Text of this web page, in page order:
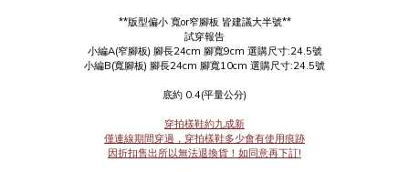
**版型偏小 寬or窄腳板 皆建議大半號**
試穿報告
小編A(窄腳板) 腳長24cm 腳寬9cm 選購尺寸:24.5號
小編B(寬腳板) 腳長24cm 腳寬10cm 選購尺寸:24.5號
底約 0.4(平量公分)
穿拍樣鞋約九成新
僅連線期間穿過，穿拍樣鞋多少會有使用痕跡
因折扣售出所以無法退換貨！如同意再下訂!